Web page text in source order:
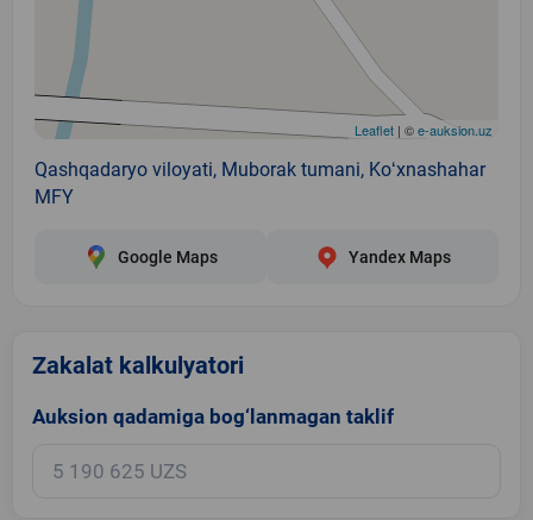
Leaflet | ©e-auksion.uz
Qashqadaryo viloyati, Muborak tumani, Koʻxnashahar
MFY
Google Maps Yandex Maps
Zakalat kalkulyatori
Auksion qadamiga bog‘lanmagan taklif